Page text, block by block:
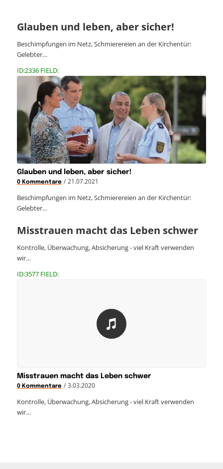
Glauben und leben, aber sicher!
Beschimpfungen im Netz, Schmierereien an der Kirchentür:
Gelebter…
ID:2336 FIELD:
Glauben und leben, aber sicher!
0 Kommentare / 21.07.2021
Beschimpfungen im Netz, Schmierereien an der Kirchentür:
Gelebter…
Misstrauen macht das Leben schwer
Kontrolle, Überwachung, Absicherung - viel Kraft verwenden
wir…
ID:3577 FIELD:
Misstrauen macht das Leben schwer
0 Kommentare / 3.03.2020
Kontrolle, Überwachung, Absicherung - viel Kraft verwenden
wir…